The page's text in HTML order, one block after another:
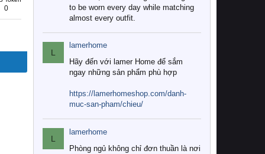
0
to be worn every day while matching
almost every outfit.
L
lamerhome
Hãy đến với lamer Home để sắm
ngay những sản phẩm phù hợp
https://lamerhomeshop.com/danh-
muc-san-pham/chieu/
L
lamerhome
Phòng ngủ không chỉ đơn thuần là nơi